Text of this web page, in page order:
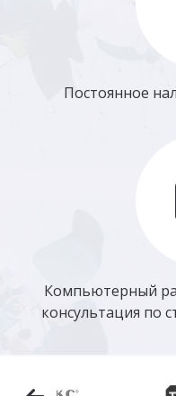
Постоянное
Компьютерный
консультация по